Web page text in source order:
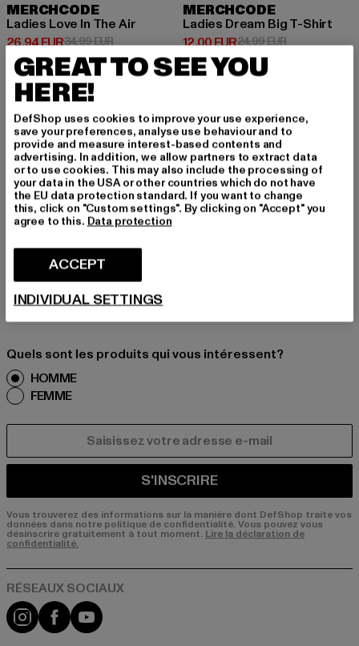
MERCHCODE
Ladies Love In The Air
26,94 EUR
Prix courant: 26,94 EUR
34,99 EURPrix en promotion: 34,99 EUR
MERCHCODE
Ladies Dream Big T-Shirt
12,00 EUR
Prix courant: 12,00 EUR
24,99 EURPrix en
INSCRIVEZ-VOUS P
OUR RESTER INSPIR
É!
Inscrivez-vous ici à notre newsletter et receve
z à l'avenir des informations sur les tendances
actuelles, les offres et les bons de réduction d
e DefShop par e-mail!
Quels sont les produits qui vous intéressent?
HOMME
FEMME
S'INSCRIRE
Vous trouverez des informations sur la manière dont DefShop traite vos
données dans notre politique de confidentialité. Vous pouvez vous
désinscrire gratuitement à tout moment. Lire la déclaration de
confidentialité.
Visit our Instagram page:
Visit our Facebook page:
Visit our YouTube channel:
GREAT TO SEE YOU
HERE!
DefShop uses cookies to improve your use experience,
save your preferences, analyse use behaviour and to
provide and measure interest-based contents and
advertising. In addition, we allow partners to extract data
or to use cookies. This may also include the processing of
your data in the USA or other countries which do not have
the EU data protection standard. If you want to change
this, click on "Custom settings". By clicking on "Accept" you
agree to this. Data protection
ACCEPT
INDIVIDUAL SETTINGS